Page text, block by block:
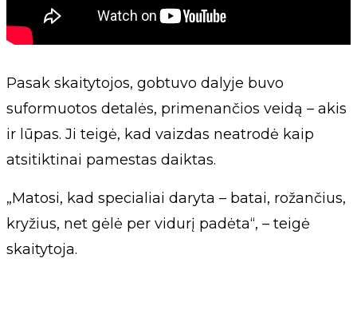
Pasak skaitytojos, gobtuvo dalyje buvo
suformuotos detalės, primenančios veidą – akis
ir lūpas. Ji teigė, kad vaizdas neatrodė kaip
atsitiktinai pamestas daiktas.
„Matosi, kad specialiai daryta – batai, rožančius,
kryžius, net gėlė per vidurį padėta“, – teigė
skaitytoja.